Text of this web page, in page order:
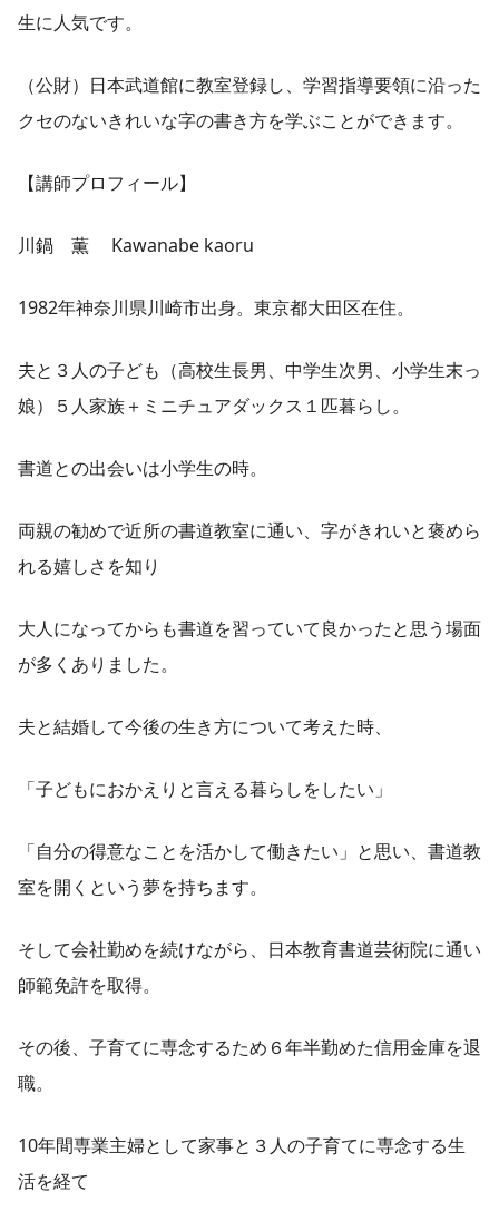
生に人気です。
（公財）日本武道館に教室登録し、学習指導要領に沿った
クセのないきれいな字の書き方を学ぶことができます。
【講師プロフィール】
川鍋 薫 Kawanabe kaoru
1982年神奈川県川崎市出身。東京都大田区在住。
夫と３人の子ども（高校生長男、中学生次男、小学生末っ
娘）５人家族＋ミニチュアダックス１匹暮らし。
書道との出会いは小学生の時。
両親の勧めで近所の書道教室に通い、字がきれいと褒めら
れる嬉しさを知り
大人になってからも書道を習っていて良かったと思う場面
が多くありました。
夫と結婚して今後の生き方について考えた時、
「子どもにおかえりと言える暮らしをしたい」
「自分の得意なことを活かして働きたい」と思い、書道教
室を開くという夢を持ちます。
そして会社勤めを続けながら、日本教育書道芸術院に通い
師範免許を取得。
その後、子育てに専念するため６年半勤めた信用金庫を退
職。
10年間専業主婦として家事と３人の子育てに専念する生
活を経て